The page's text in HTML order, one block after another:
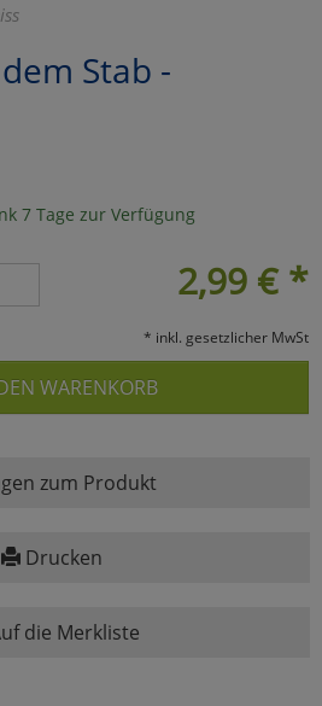
Stab -
7 Tage zur Verfügung
2,99 € *
* inkl. gesetzlicher MwSt
WARENKORB
zum Produkt
Drucken
die Merkliste
Akzeptieren
zurück
zu Haupptseite